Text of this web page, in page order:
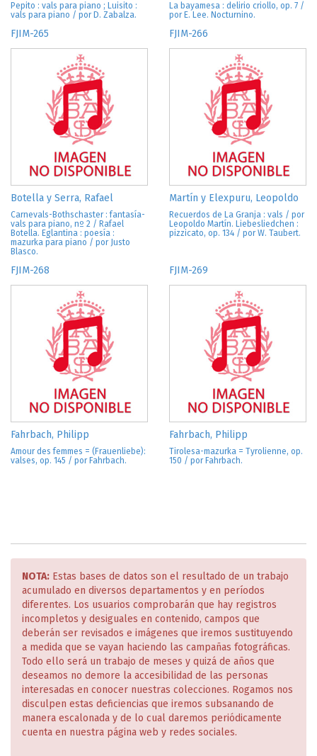
Pepito : vals para piano ; Luisito :
vals para piano / por D. Zabalza.
La bayamesa : delirio criollo, op. 7 /
por E. Lee. Nocturnino.
FJIM-265
Botella y Serra, Rafael
Carnevals-Bothschaster : fantasía-
vals para piano, nº 2 / Rafael
Botella. Eglantina : poesía :
mazurka para piano / por Justo
Blasco.
FJIM-266
Martín y Elexpuru, Leopoldo
Recuerdos de La Granja : vals / por
Leopoldo Martín. Liebesliedchen :
pizzicato, op. 134 / por W. Taubert.
FJIM-268
Fahrbach, Philipp
Amour des femmes = (Frauenliebe):
valses, op. 145 / por Fahrbach.
FJIM-269
Fahrbach, Philipp
Tirolesa-mazurka = Tyrolienne, op.
150 / por Fahrbach.
NOTA: Estas bases de datos son el resultado de un trabajo
acumulado en diversos departamentos y en períodos
diferentes. Los usuarios comprobarán que hay registros
incompletos y desiguales en contenido, campos que
deberán ser revisados e imágenes que iremos sustituyendo
a medida que se vayan haciendo las campañas fotográficas.
Todo ello será un trabajo de meses y quizá de años que
deseamos no demore la accesibilidad de las personas
interesadas en conocer nuestras colecciones. Rogamos nos
disculpen estas deficiencias que iremos subsanando de
manera escalonada y de lo cual daremos periódicamente
cuenta en nuestra página web y redes sociales.